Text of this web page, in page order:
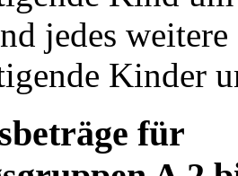
jedes weitere
Kinder
für